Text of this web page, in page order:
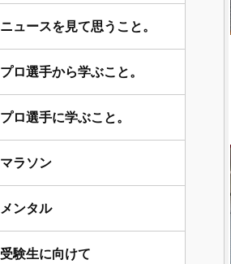
ニュースを見て思うこと。
プロ選手から学ぶこと。
プロ選手に学ぶこと。
マラソン
メンタル
受験生に向けて